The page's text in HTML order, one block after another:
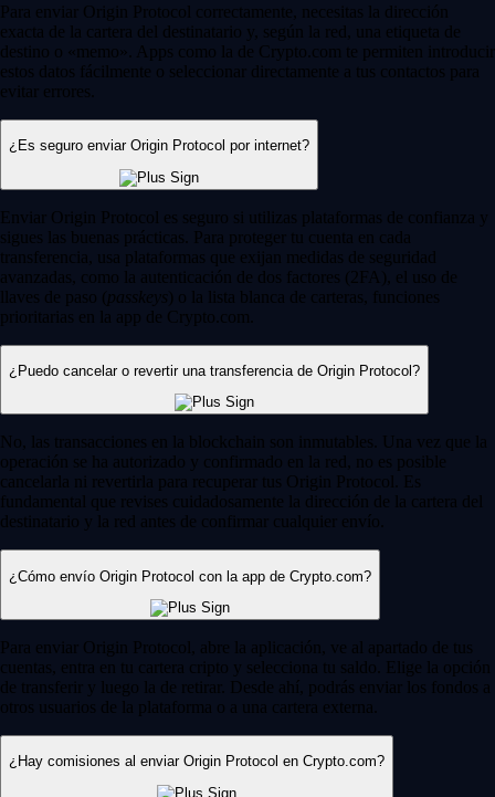
Para enviar Origin Protocol correctamente, necesitas la dirección
exacta de la cartera del destinatario y, según la red, una etiqueta de
destino o «memo». Apps como la de Crypto.com te permiten introducir
estos datos fácilmente o seleccionar directamente a tus contactos para
evitar errores.
¿Es seguro enviar Origin Protocol por internet?
Enviar Origin Protocol es seguro si utilizas plataformas de confianza y
sigues las buenas prácticas. Para proteger tu cuenta en cada
transferencia, usa plataformas que exijan medidas de seguridad
avanzadas, como la autenticación de dos factores (2FA), el uso de
llaves de paso (passkeys ) o la lista blanca de carteras, funciones
prioritarias en la app de Crypto.com.
¿Puedo cancelar o revertir una transferencia de Origin Protocol?
No, las transacciones en la blockchain son inmutables. Una vez que la
operación se ha autorizado y confirmado en la red, no es posible
cancelarla ni revertirla para recuperar tus Origin Protocol. Es
fundamental que revises cuidadosamente la dirección de la cartera del
destinatario y la red antes de confirmar cualquier envío.
¿Cómo envío Origin Protocol con la app de Crypto.com?
Para enviar Origin Protocol, abre la aplicación, ve al apartado de tus
cuentas, entra en tu cartera cripto y selecciona tu saldo. Elige la opción
de transferir y luego la de retirar. Desde ahí, podrás enviar los fondos a
otros usuarios de la plataforma o a una cartera externa.
¿Hay comisiones al enviar Origin Protocol en Crypto.com?